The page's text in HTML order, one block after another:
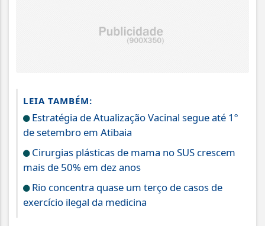
LEIA TAMBÉM:
Estratégia de Atualização Vacinal segue até 1º
de setembro em Atibaia
Cirurgias plásticas de mama no SUS crescem
mais de 50% em dez anos
Rio concentra quase um terço de casos de
exercício ilegal da medicina